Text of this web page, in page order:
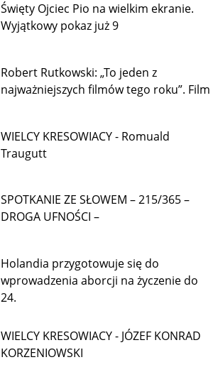
Święty Ojciec Pio na wielkim ekranie.
Wyjątkowy pokaz już 9
Robert Rutkowski: „To jeden z
najważniejszych filmów tego roku”. Film
WIELCY KRESOWIACY - Romuald
Traugutt
SPOTKANIE ZE SŁOWEM – 215/365 –
DROGA UFNOŚCI –
Holandia przygotowuje się do
wprowadzenia aborcji na życzenie do
24.
WIELCY KRESOWIACY - JÓZEF KONRAD
KORZENIOWSKI